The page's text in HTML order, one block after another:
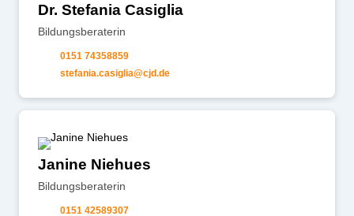
Dr. Stefania Casiglia
Bildungsberaterin
0151 74358859
st f n c s gl cjd d
Janine Niehues
Bildungsberaterin
0151 42589307